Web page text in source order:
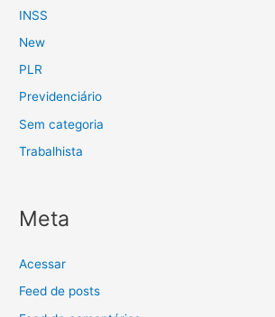
INSS
New
PLR
Previdenciário
Sem categoria
Trabalhista
Meta
Acessar
Feed de posts